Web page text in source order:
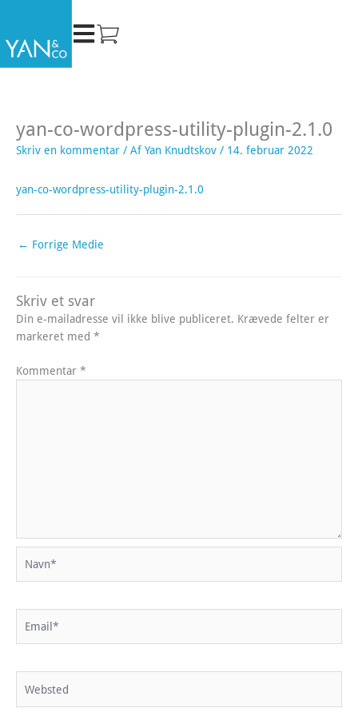
indholdet
yan-co-wordpress-utility-plugin-2.1.0
Skriv en kommentar / Af Yan Knudtskov / 14. februar 2022
yan-co-wordpress-utility-plugin-2.1.0
← Forrige Medie
Skriv et svar
Din e-mailadresse vil ikke blive publiceret. Krævede felter er
markeret med *
Kommentar *